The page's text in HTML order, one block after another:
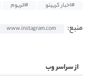
#اخبار کریپتو
#اتریوم
منبع: www.instagram.com
از سراسر وب